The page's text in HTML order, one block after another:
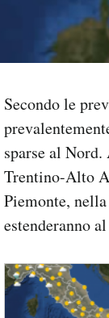
Secondo le
sparse al
Trentino-Alto
Piemonte,
estenderanno